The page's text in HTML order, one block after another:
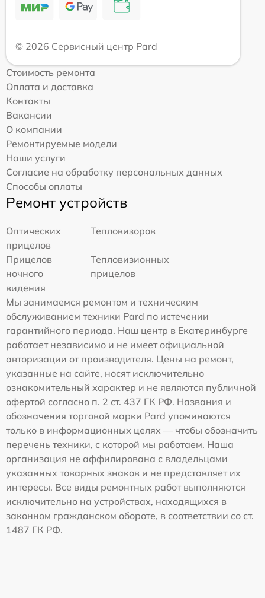
© 2026 Сервисный центр Pard
Стоимость ремонта
Оплата и доставка
Контакты
Вакансии
О компании
Ремонтируемые модели
Наши услуги
Согласие на обработку персональных данных
Способы оплаты
Ремонт устройств
Оптических
прицелов
Тепловизоров
Прицелов
ночного
видения
Тепловизионных
прицелов
Мы занимаемся ремонтом и техническим
обслуживанием техники Pard по истечении
гарантийного периода. Наш центр в Екатеринбурге
работает независимо и не имеет официальной
авторизации от производителя. Цены на ремонт,
указанные на сайте, носят исключительно
ознакомительный характер и не являются публичной
офертой согласно п. 2 ст. 437 ГК РФ. Названия и
обозначения торговой марки Pard упоминаются
только в информационных целях — чтобы обозначить
перечень техники, с которой мы работаем. Наша
организация не аффилирована с владельцами
указанных товарных знаков и не представляет их
интересы. Все виды ремонтных работ выполняются
исключительно на устройствах, находящихся в
законном гражданском обороте, в соответствии со ст.
1487 ГК РФ.